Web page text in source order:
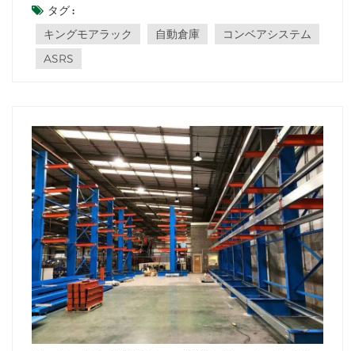
務の効率化に重要な役割を果たします。この記事では、自
動倉庫の未来を形作るコンベアシステムの進化するトレン
ドと進歩について考察します。 高度な自動...
タグ :
キングモアラック
自動倉庫
コンベアシステム
ASRS